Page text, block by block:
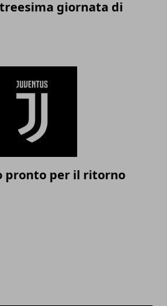
giornata di
pronto per il ritorno